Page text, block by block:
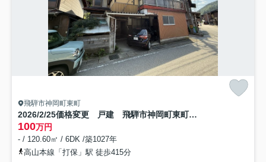
飛騨市神岡町東町
2026/2/25価格変更 戸建 飛騨市神岡町東町 100万（2025/11/10新規）
100万円
- / 120.60㎡ / 6DK /築1027年
高山本線「打保」駅 徒歩415分